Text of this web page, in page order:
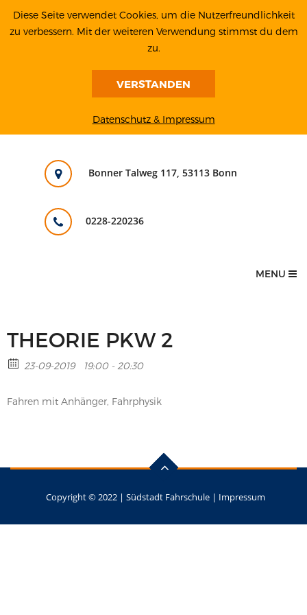
Bonner Talweg 117, 53113 Bonn
0228-220236
MENU
THEORIE PKW 2
23-09-2019 19:00 - 20:30
Fahren mit Anhänger, Fahrphysik
Copyright © 2022 | Südstadt Fahrschule | Impressum
Diese Seite verwendet Cookies, um die Nutzerfreundlichkeit
zu verbessern. Mit der weiteren Verwendung stimmst du dem
zu.
VERSTANDEN
Datenschutz & Impressum